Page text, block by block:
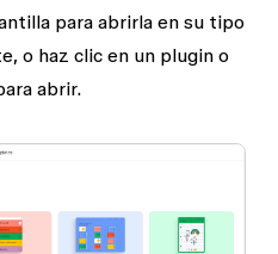
para abrirla en su tipo
o haz clic en un plugin o
abrir.